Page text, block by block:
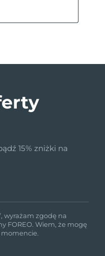
15% zniżki na
wyrażam zgodę na
FOREO. Wiem, że mogę